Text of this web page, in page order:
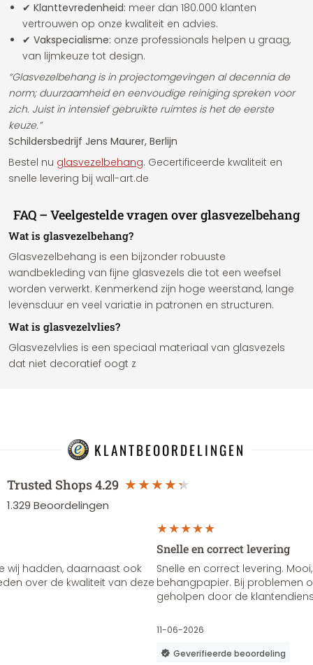
✔ Klanttevredenheid: meer dan 180.000 klanten
vertrouwen op onze kwaliteit en advies.
✔ Vakspecialisme: onze professionals helpen u graag,
van lijmkeuze tot design.
“Glasvezelbehang is in projectomgevingen al decennia de
norm; duurzaamheid en eenvoudige reiniging spreken voor
zich. Juist in intensief gebruikte ruimtes is het de eerste
keuze.”
Schildersbedrijf Jens Maurer, Berlijn
Bestel nu glasvezelbehang. Gecertificeerde kwaliteit en
snelle levering bij wall-art.de
FAQ – Veelgestelde vragen over glasvezelbehang
Wat is glasvezelbehang?
Glasvezelbehang is een bijzonder robuuste
wandbekleding van fijne glasvezels die tot een weefsel
worden verwerkt. Kenmerkend zijn hoge weerstand, lange
levensduur en veel variatie in patronen en structuren.
Wat is glasvezelvlies?
Glasvezelvlies is een speciaal materiaal van glasvezels
dat niet decoratief oogt z
KLANTBEOORDELINGEN
Trusted Shops4.29
1.329 Beoordelingen
wij hadden, daarnaast ook
over de kwaliteit van deze
Snelle en correct levering
Snelle en correct levering.
behangpapier. Bij problemen
geholpen door de
11-06-2026
Geverifieerde beoordeling